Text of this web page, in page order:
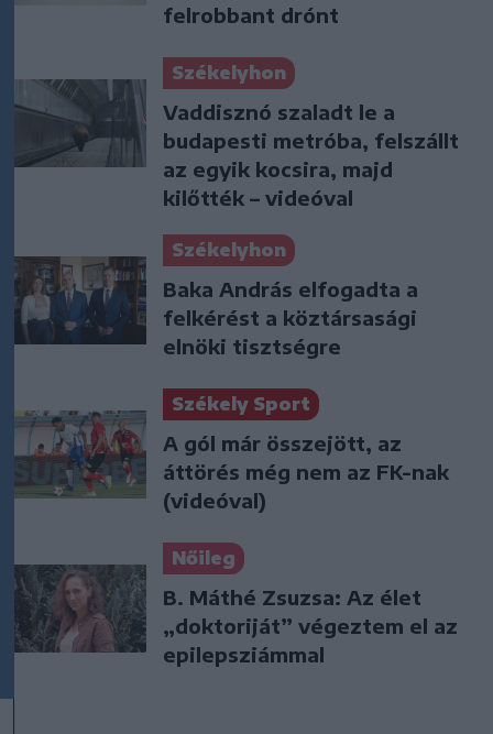
felrobbant drónt
Székelyhon
Vaddisznó szaladt le a
budapesti metróba, felszállt
az egyik kocsira, majd
kilőtték – videóval
Székelyhon
Baka András elfogadta a
felkérést a köztársasági
elnöki tisztségre
Székely Sport
A gól már összejött, az
áttörés még nem az FK-nak
(videóval)
Nőileg
B. Máthé Zsuzsa: Az élet
„doktoriját” végeztem el az
epilepsziámmal